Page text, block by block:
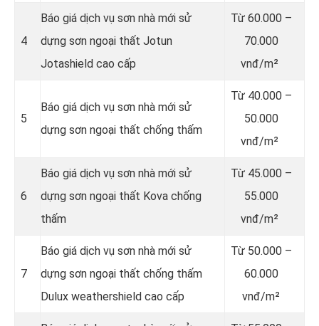
4
Báo giá dịch vụ sơn nhà mới sử
dựng sơn ngoại thất Jotun
Jotashield cao cấp
Từ 60.000 –
70.000
vnđ/m²
5
Báo giá dịch vụ sơn nhà mới sử
dựng sơn ngoại thất chống thấm
Từ 40.000 –
50.000
vnđ/m²
6
Báo giá dịch vụ sơn nhà mới sử
dựng sơn ngoại thất Kova chống
thấm
Từ 45.000 –
55.000
vnđ/m²
7
Báo giá dịch vụ sơn nhà mới sử
dựng sơn ngoại thất chống thấm
Dulux weathershield cao cấp
Từ 50.000 –
60.000
vnđ/m²